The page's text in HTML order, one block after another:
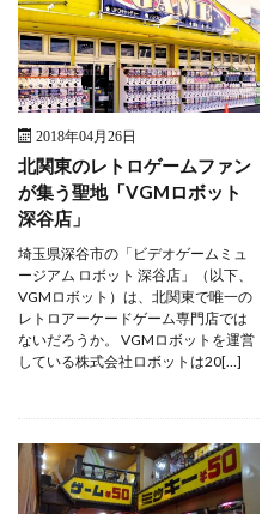
2018年04月26日
北関東のレトロゲームファン
が集う聖地「VGMロボット
深谷店」
埼玉県深谷市の「ビデオゲームミュ
ージアム ロボット 深谷店」（以下、
VGMロボット）は、北関東で唯一の
レトロアーケードゲーム専門店では
ないだろうか。 VGMロボットを運営
している株式会社ロボットは20[…]